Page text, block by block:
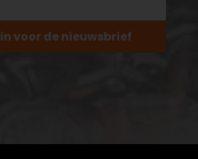
voor de nieuwsbrief